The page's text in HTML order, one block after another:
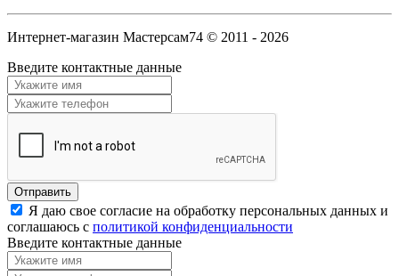
Интернет-магазин Мастерсам74 © 2011 - 2026
Введите контактные данные
Я даю свое согласие на обработку персональных данных и
соглашаюсь с политикой конфиденциальности
Введите контактные данные